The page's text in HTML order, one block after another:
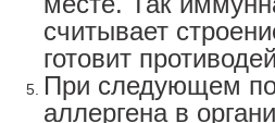
считывает
готовит
При следующем
аллергена в